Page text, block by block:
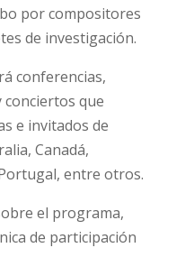
por compositores
de investigación.
conferencias,
conciertos que
e invitados de
Canadá,
entre otros.
el programa,
de participación